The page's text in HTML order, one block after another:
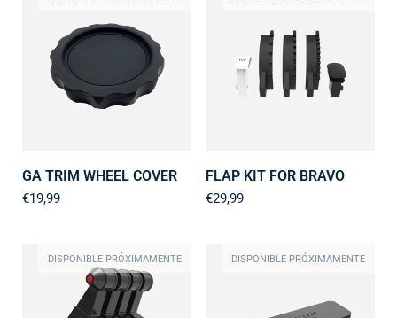
GA TRIM WHEEL COVER
€19,99
FLAP KIT FOR BRAVO
€29,99
DISPONIBLE PRÓXIMAMENTE DISPONIBLE PRÓXIMAMENTE